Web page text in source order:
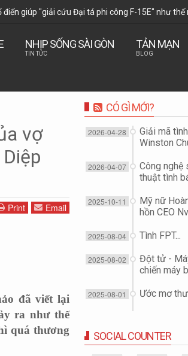
giúp "giải cứu Đại tá phi công F-15E" như thế
NHỊP SỐNG SÀI GÒN
TIN TỨC
TẢN MẠN
BLOG
và Đặng Lê
vợ
Print Email
đã viết lại
ra như thế
quá thương
CÓ GÌ MỚI?
Giải mã
Winston
2026-04-28
Công nghệ
thuật tình
15E" như
2026-04-07
Mỹ nữ
hồn CEO
chip?
2025-10-11
Tình FPT...
2025-08-04
Đột tử -
chiến máy
2025-08-02
Ước mơ
2025-08-01
SOCIAL COUNTER